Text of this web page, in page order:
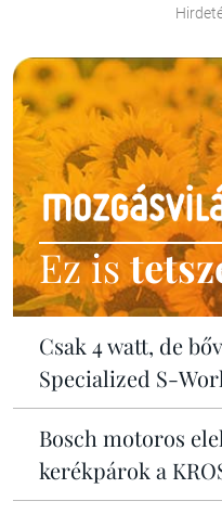
Ez is
Csak 4 watt, de
Specialized S-
Bosch motoros
kerékpárok a